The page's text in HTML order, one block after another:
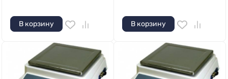
В корзину В корзину